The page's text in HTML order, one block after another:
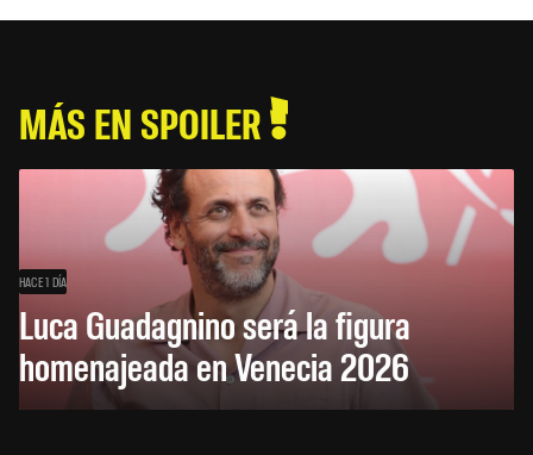
MÁS EN SPOILER
HACE 1 DÍA
Luca Guadagnino será la figura
homenajeada en Venecia 2026